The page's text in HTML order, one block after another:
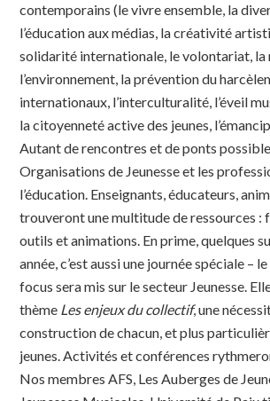
contemporains (le vivre ensemble, la
l’éducation aux médias, la créativité
solidarité internationale, le volontariat, la
l’environnement, la prévention du
internationaux, l’interculturalité, l’éveil
la citoyenneté active des jeunes,
Autant de rencontres et de ponts
Organisations de Jeunesse et les
l’éducation. Enseignants, éducateurs,
trouveront une multitude de ressources :
outils et animations. En prime, quelques
année, c’est aussi une journée spéciale –
focus sera mis sur le secteur Jeunesse.
thème Les enjeux du collectif, une
construction de chacun, et plus
jeunes. Activités et conférences
Nos membres AFS, Les Auberges de